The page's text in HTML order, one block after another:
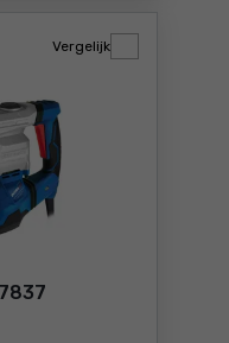
Vergelijk